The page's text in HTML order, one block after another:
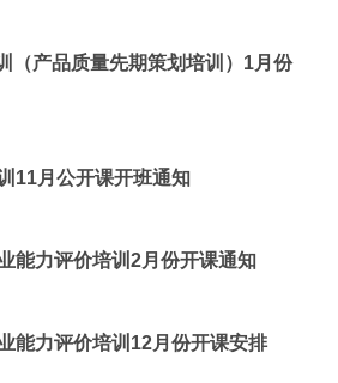
（产品质量先期策划培训）1月份
11月公开课开班通知
能力评价培训2月份开课通知
能力评价培训12月份开课安排